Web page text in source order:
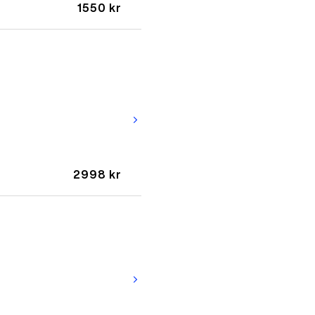
1550 kr
2998 kr
arrow_forward_ios
arrow_forward_ios